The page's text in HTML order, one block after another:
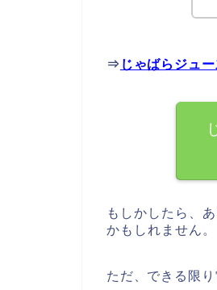
⇒ じゃばらジュ
もしかしたら、
かもしれません。
ただ、できる限